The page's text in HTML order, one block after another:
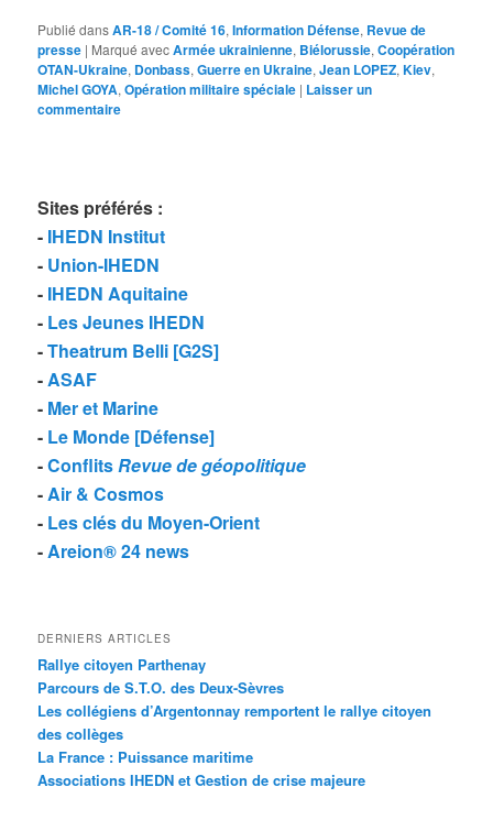
Publié dansAR-18 / Comité 16,Information Défense, Revue de
presse | Marqué avecArmée ukrainienne, Biélorussie,Coopération
OTAN-Ukraine, Donbass,Guerre en Ukraine,Jean LOPEZ,Kiev,
Michel GOYA,Opération militaire spéciale | Laisser un
commentaire
Sites préférés :
- IHEDN Institut
- Union-IHEDN
- IHEDN Aquitaine
- Les Jeunes IHEDN
-Theatrum Belli [G2S]
-ASAF
- Mer et Marine
- Le Monde [Défense]
-ConflitsRevue de géopolitique
-Air & Cosmos
- Les clés du Moyen-Orient
-Areion® 24 news
DERNIERS ARTICLES
Rallye citoyen Parthenay
Parcours de S.T.O. des Deux-Sèvres
Les collégiens d’Argentonnay remportent le rallye citoyen
des collèges
La France : Puissance maritime
Associations IHEDN et Gestion de crise majeure